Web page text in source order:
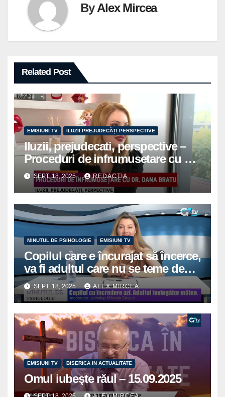
ByAlex Mircea
Related Post
EMISIUNI TV ILUZII PREJUDECĂȚI PERSPECTIVE
Iluzii, prejudecati, perspective –
Proceduri de infrumusetare cu dr
Dana Bratu
SEPT. 18, 2025 REDACTIA
MINUTUL DE PSIHOLOGIE EMISIUNI TV
Copilul care e încurajat să încerce,
va fi adultul care nu se teme de
viață
SEPT. 18, 2025 ALEX MIRCEA
EMISIUNI TV BISERICA IN ACTUALITATE
Omul iubeşte răul – 15.09.2025